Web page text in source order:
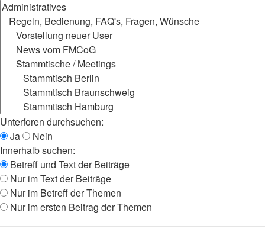
Unterforen durchsuchen:
Ja
Nein
Innerhalb suchen:
Betreff und Text der Beiträge
Nur im Text der Beiträge
Nur im Betreff der Themen
Nur im ersten Beitrag der Themen